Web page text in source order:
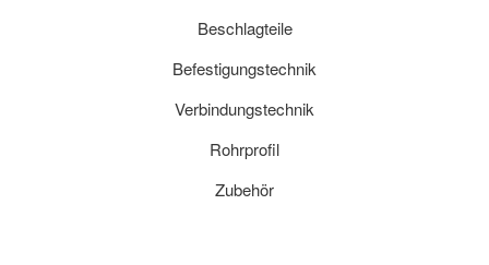
Beschlagteile
Befestigungstechnik
Verbindungstechnik
Rohrprofil
Zubehör